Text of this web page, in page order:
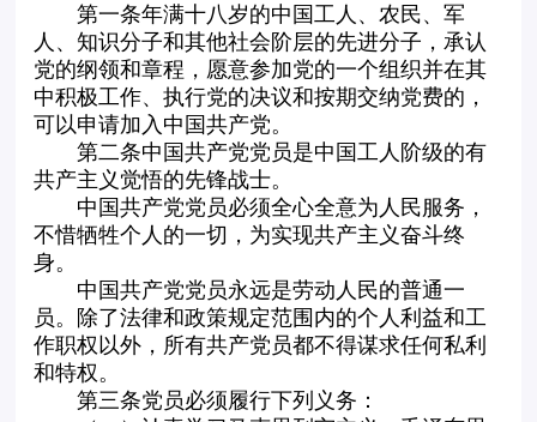
第一条年满十八岁的中国工人、农民、军
人、知识分子和其他社会阶层的先进分子，承认
党的纲领和章程，愿意参加党的一个组织并在其
中积极工作、执行党的决议和按期交纳党费的，
可以申请加入中国共产党。
第二条中国共产党党员是中国工人阶级的有
共产主义觉悟的先锋战士。
中国共产党党员必须全心全意为人民服务，
不惜牺牲个人的一切，为实现共产主义奋斗终
身。
中国共产党党员永远是劳动人民的普通一
员。除了法律和政策规定范围内的个人利益和工
作职权以外，所有共产党员都不得谋求任何私利
和特权。
第三条党员必须履行下列义务：